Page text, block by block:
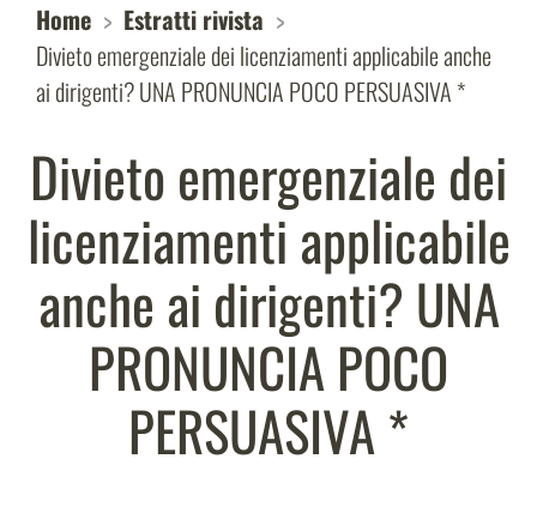
Home
Estratti rivista
Divieto emergenziale dei licenziamenti applicabile anche
ai dirigenti? UNA PRONUNCIA POCO PERSUASIVA *
Divieto emergenziale dei
licenziamenti applicabile
anche ai dirigenti? UNA
PRONUNCIA POCO
PERSUASIVA *